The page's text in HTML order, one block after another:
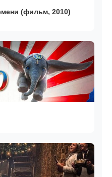
(фильм, 2010)